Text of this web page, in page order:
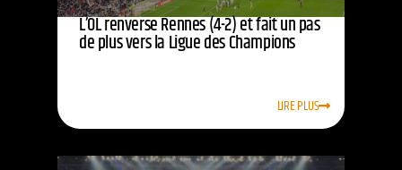
L’OL renverse Rennes (4-2) et fait un pas
de plus vers la Ligue des Champions
LIRE PLUS